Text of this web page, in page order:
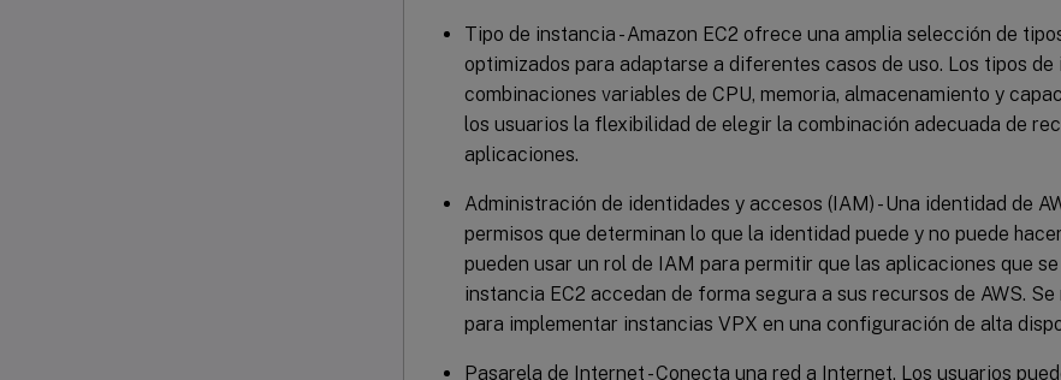
Tipo de instancia - Amazon EC2 ofrece una amplia selección de
optimizados para adaptarse a diferentes casos de uso. Los tipos
combinaciones variables de CPU, memoria, almacenamiento y
los usuarios la flexibilidad de elegir la combinación adecuada de
aplicaciones.
Administración de identidades y accesos (IAM) - Una identidad de
permisos que determinan lo que la identidad puede y no puede
pueden usar un rol de IAM para permitir que las aplicaciones que
instancia EC2 accedan de forma segura a sus recursos de AWS.
para implementar instancias VPX en una configuración de alta
Pasarela de Internet - Conecta una red a Internet. Los usuarios